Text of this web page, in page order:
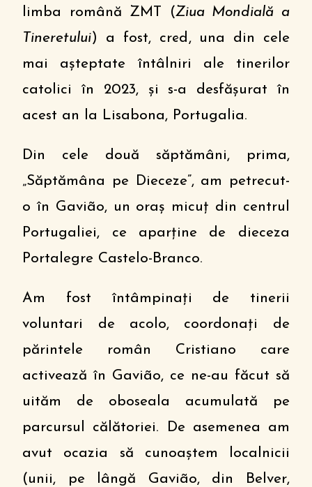
limba română ZMT (Ziua Mondială a
Tineretului) a fost, cred, una din cele
mai așteptate întâlniri ale tinerilor
catolici în 2023, și s-a desfășurat în
acest an la Lisabona, Portugalia.
Din cele două săptămâni, prima,
„Săptămâna pe Dieceze”, am petrecut-
o în Gavião, un oraș micuț din centrul
Portugaliei, ce aparține de dieceza
Portalegre Castelo-Branco.
Am fost întâmpinați de tinerii
voluntari de acolo, coordonați de
părintele român Cristiano care
activează în Gavião, ce ne-au făcut să
uităm de oboseala acumulată pe
parcursul călătoriei. De asemenea am
avut ocazia să cunoaștem localnicii
(unii, pe lângă Gavião, din Belver,